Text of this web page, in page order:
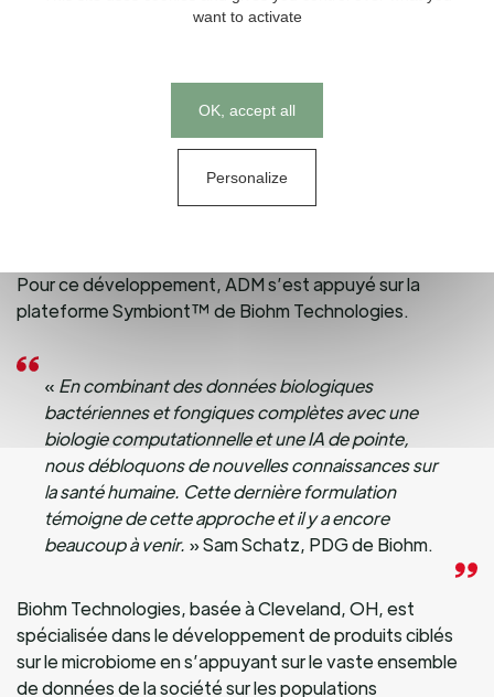
Sept essais cliniques publiés sur l’homme et des dizaines
L’ingrédient phare de la société est Mycohsa™, le
premier mélange probiotique alimenté par des données
et cliniquement démontrées pour briser les biofilms
digestifs et soutenir des niveaux optimaux à la fois de
Pour ce développement, ADM s’est appuyé sur la
plateforme Symbiont™ de Biohm Technologies.
« En combinant des données biologiques
bactériennes et fongiques complètes avec une
biologie computationnelle et une IA de pointe,
nous débloquons de nouvelles connaissances sur
la santé humaine. Cette dernière formulation
témoigne de cette approche et il y a encore
beaucoup à venir. » Sam Schatz, PDG de Biohm.
Biohm Technologies, basée à Cleveland, OH, est
spécialisée dans le développement de produits ciblés
sur le microbiome en s’appuyant sur le vaste ensemble
de données de la société sur les populations
Cookies management panel
want to activate
OK, accept all
Personalize